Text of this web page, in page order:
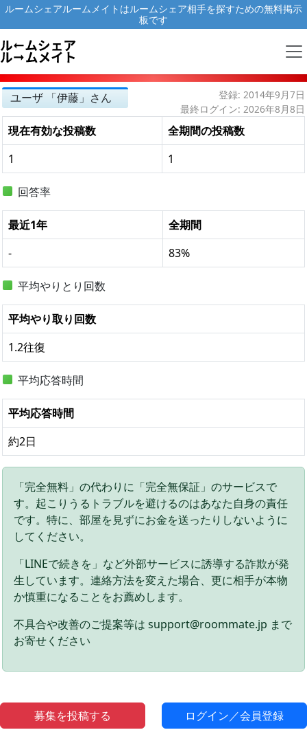
ルームシェアルームメイトはルームシェア相手を探すための無料掲示
板です
募集を投稿する ログイン／会員登録
ユーザ 「伊藤」さん
登録: 2014年9月7日
最終ログイン: 2026年8月8日
現在有効な投稿数
全期間の投稿数
1
1
回答率
最近1年
全期間
-
83%
平均やりとり回数
平均やり取り回数
1.2往復
平均応答時間
平均応答時間
約2日
「完全無料」の代わりに「完全無保証」のサービスで
す。起こりうるトラブルを避けるのはあなた自身の責任
です。特に、部屋を見ずにお金を送ったりしないように
してください。
「LINEで続きを」など外部サービスに誘導する詐欺が発
生しています。連絡方法を変えた場合、更に相手が本物
か慎重になることをお薦めします。
不具合や改善のご提案等は support@roommate.jp まで
お寄せください